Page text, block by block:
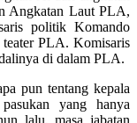
Angkatan Laut PLA,
politik Komando
teater PLA. Komisaris
di dalam PLA.
pun tentang kepala
yang hanya